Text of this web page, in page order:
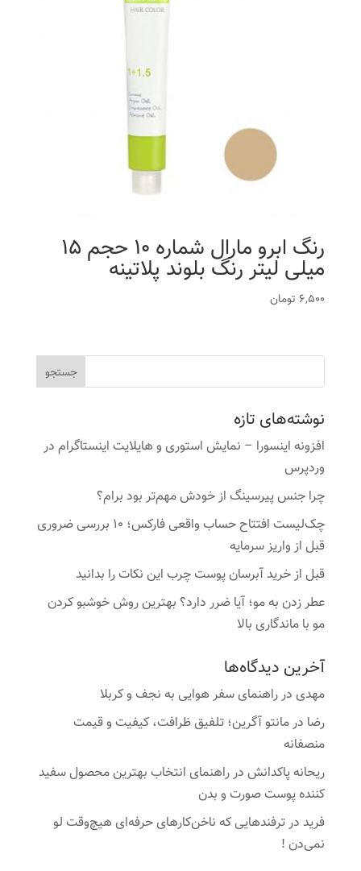
رنگ ابرو مارال شماره 10 حجم 15
میلی لیتر رنگ بلوند پلاتینه
6,500 تومان
نوشته‌های تازه
افزونه اینسورا – نمایش استوری و هایلایت اینستاگرام در
وردپرس
چرا جنس پیرسینگ از خودش مهم‌تر بود برام؟
چک‌لیست افتتاح حساب واقعی فارکس؛ ۱۰ بررسی ضروری
قبل از واریز سرمایه
قبل از خرید آبرسان پوست چرب این نکات را بدانید
عطر زدن به مو؛ آیا ضرر دارد؟ بهترین روش خوشبو کردن
مو با ماندگاری بالا
آخرین دیدگاه‌ها
مهدیدرراهنمای سفر هوایی به نجف و کربلا
رضا درمانتو آگرین؛ تلفیق ظرافت، کیفیت و قیمت
منصفانه
ریحانه پاکدانشدرراهنمای انتخاب بهترین محصول سفید
کننده پوست صورت و بدن
فریددرترفندهایی که ناخن‌کارهای حرفه‌ای هیچ‌وقت لو
نمی‌دن !